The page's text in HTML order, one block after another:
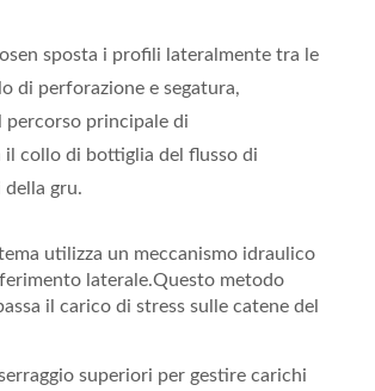
sposta i profili lateralmente tra le
di perforazione e segatura,
percorso principale di
il collo di bottiglia del flusso di
gru.
utilizza un meccanismo idraulico
laterale.Questo metodo
il carico di stress sulle catene del
superiori per gestire carichi
Segatrice A Nastro
Doppia Colonna